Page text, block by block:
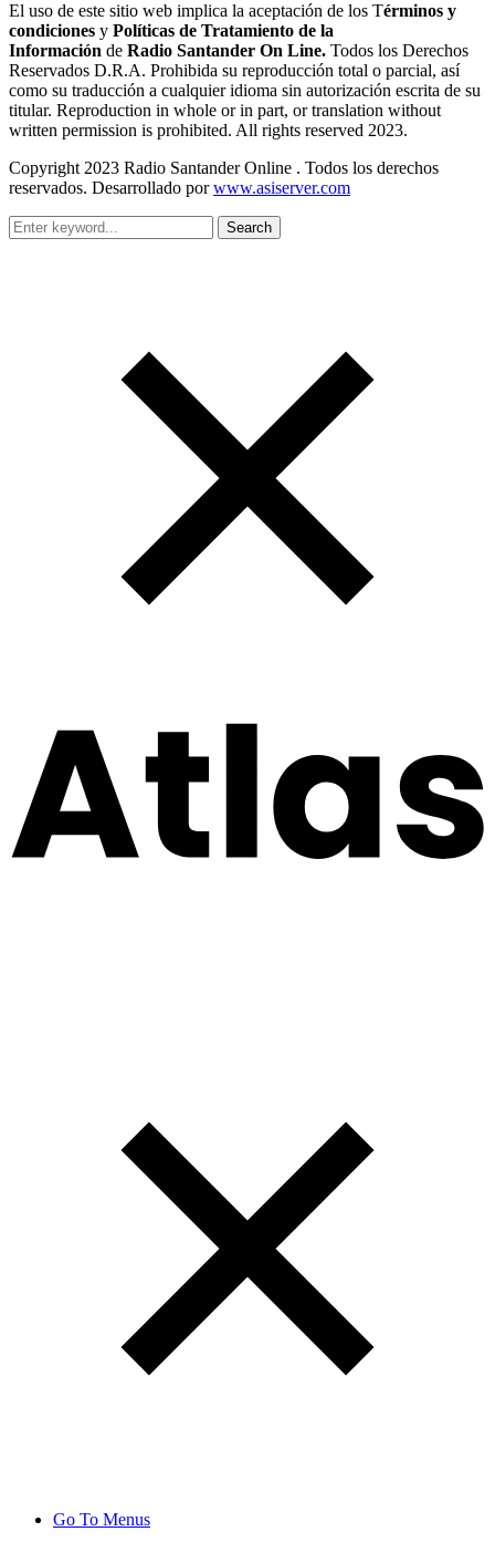
El uso de este sitio web implica la aceptación de los Términos y
condiciones y Políticas de Tratamiento de la
Información de Radio Santander On Line. Todos los Derechos
Reservados D.R.A. Prohibida su reproducción total o parcial, así
como su traducción a cualquier idioma sin autorización escrita de su
titular. Reproduction in whole or in part, or translation without
written permission is prohibited. All rights reserved 2023.
Copyright 2023 Radio Santander Online . Todos los derechos
reservados. Desarrollado porwww.asiserver.com
Search
Go To Menus